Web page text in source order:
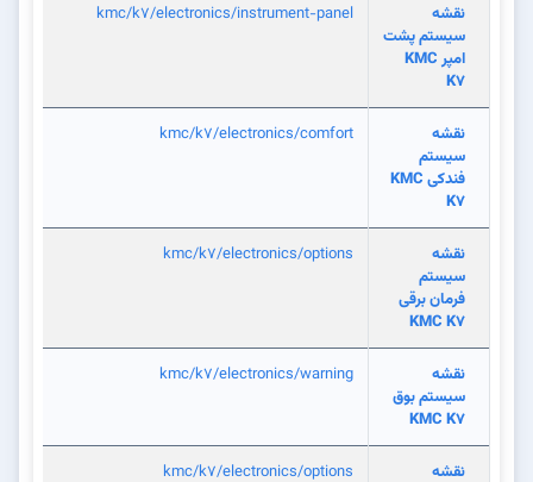
نقشه
سیستم پشت
امپر KMC
K7
kmc/k7/electronics/instrument-panel
نقشه
سیستم
فندکی KMC
K7
kmc/k7/electronics/comfort
نقشه
سیستم
فرمان برقی
KMC K7
kmc/k7/electronics/options
نقشه
سیستم بوق
KMC K7
kmc/k7/electronics/warning
نقشه
kmc/k7/electronics/options